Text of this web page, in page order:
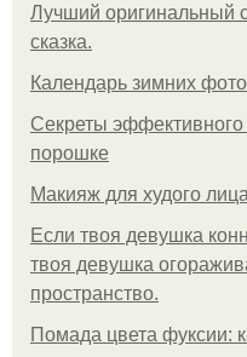
Лучший оригинальный
сказка.
Календарь зимних
Секреты
порошке
Макияж для худого
Если твоя девушка
твоя девушка
пространство.
Помада цвета фуксии: